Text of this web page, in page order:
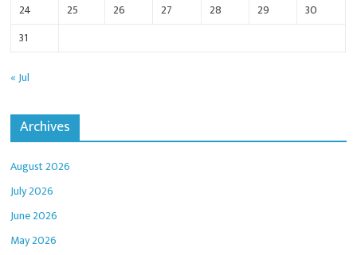
24
25 26 27 28 29
30
31
« Jul
Archives
August 2026
July 2026
June 2026
May 2026